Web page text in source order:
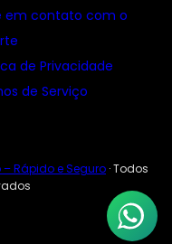
em contato com o
de Privacidade
de Serviço
Rápido e Seguro · Todos